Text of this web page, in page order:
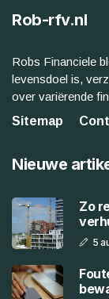
Rob-rfv.nl
Robs Financiele
levensdoel is,
over variërende
Sitemap
Nieuwe
Zo
5